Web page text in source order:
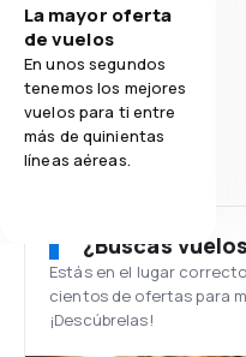
La mayor oferta
de vuelos
En unos segundos
tenemos los mejores
vuelos para ti entre
más de quinientas
líneas aéreas.
¿Buscas
Estás en el lugar
cientos de ofertas para
¡Descúbrelas!